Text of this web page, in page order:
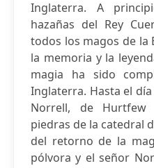
Inglaterra. A
hazañas del Rey
todos los magos de la
la memoria y la
magia ha sido
Inglaterra. Hasta el
Norrell, de Hurtfew
piedras de la catedral
del retorno de la
pólvora y el señor